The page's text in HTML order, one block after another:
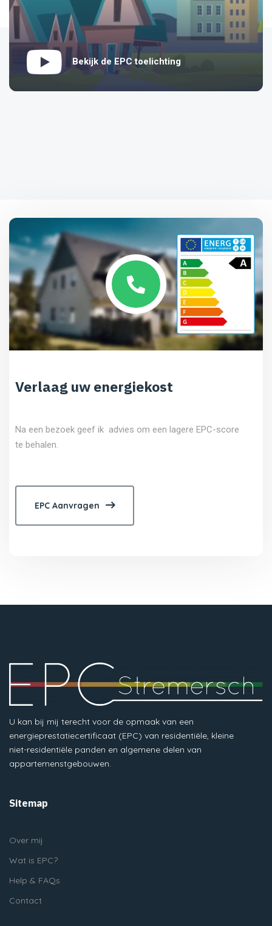
Bekijk de EPC toelichting
Verlaag uw energiekost
Na een bezoek geef ik advies om een lagere EPC-score
te behalen.
EPC Aanvragen
U kan bij mij terecht voor de opmaak van een
energieprestatiecertificaat (EPC) van residentiële, kleine
niet-residentiële panden en algemene delen van
appartemenstgebouwen.
Sitemap
Over mij
Wat is EPC?
Help & FAQs
Contact